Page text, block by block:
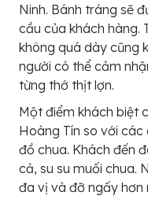
Ninh. Bánh tráng sẽ
cầu của khách hàng.
không quá dày cũng
người có thể cảm
từng thớ thịt lợn.
Một điểm khách biệt
Hoàng Tín so với các
đồ chua. Khách đến
cả, su su muối chua.
đa vị và đỡ ngấy hơn